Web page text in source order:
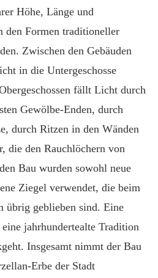
Höhe, Länge und
den Formen traditioneller
Zwischen den Gebäuden
in die Untergeschosse
fällt Licht durch
Gewölbe-Enden, durch
durch Ritzen in den Wänden
die den Rauchlöchern von
Bau wurden sowohl neue
Ziegel verwendet, die beim
übrig geblieben sind. Eine
jahrhundertealte Tradition
Insgesamt nimmt der Bau
Erbe der Stadt